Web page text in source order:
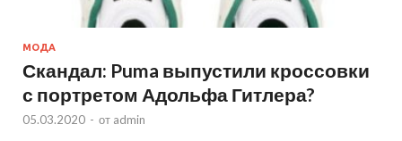
МОДА
Скандал: Puma выпустили кроссовки
с портретом Адольфа Гитлера?
05.03.2020 - от admin